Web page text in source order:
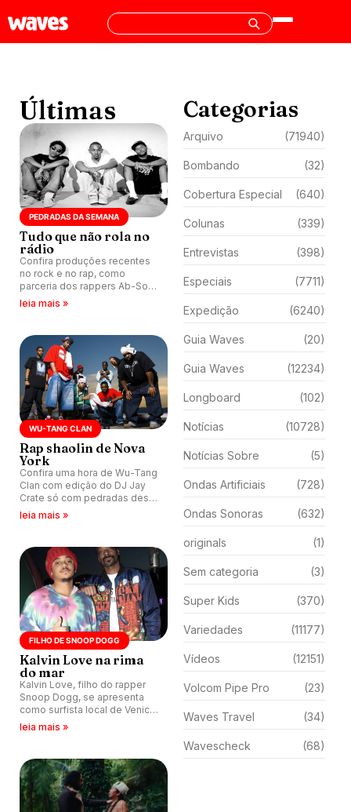
Últimas
PEDRADAS DA SEMANA
Tudo que não rola no
rádio
Confira produções recentes
no rock e no rap, como
parceria dos rappers Ab-Soul
e Kendrick Lamar.
leia mais »
WU-TANG CLAN
Rap shaolin de Nova
York
Confira uma hora de Wu-Tang
Clan com edição do DJ Jay
Crate só com pedradas desta
bandaça rap de Nova York.
leia mais »
FILHO DE SNOOP DOGG
Kalvin Love na rima
do mar
Kalvin Love, filho do rapper
Snoop Dogg, se apresenta
como surfista local de Venice
Beach, Califórnia, e também
leia mais »
Categorias
Arquivo (71940)
Bombando (32)
Cobertura Especial (640)
Colunas (339)
Entrevistas (398)
Especiais (7711)
Expedição (6240)
Guia Waves (20)
Guia Waves (12234)
Longboard (102)
Notícias (10728)
Notícias Sobre (5)
Ondas Artificiais (728)
Ondas Sonoras (632)
originals (1)
Sem categoria (3)
Super Kids (370)
Variedades (11177)
Vídeos (12151)
Volcom Pipe Pro (23)
Waves Travel (34)
Wavescheck (68)